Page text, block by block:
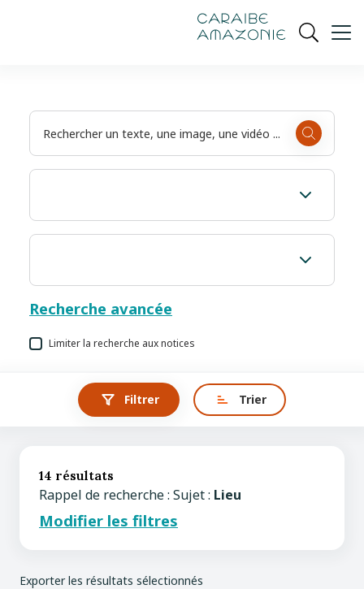
Ouvrir
Limiter la recherche aux notices
Recherche avancée
Filtrer Trier
14 résultats
Rappel de recherche : Sujet : Lieu
Modifier les filtres
Exporter les résultats sélectionnés